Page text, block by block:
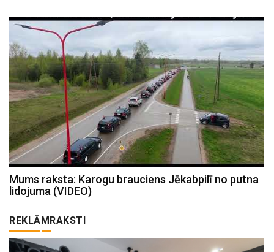
Mums raksta: Karogu brauciens Jēkabpilī no putna
lidojuma (VIDEO)
REKLĀMRAKSTI